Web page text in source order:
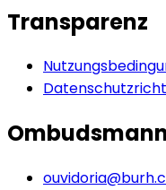
Transparenz